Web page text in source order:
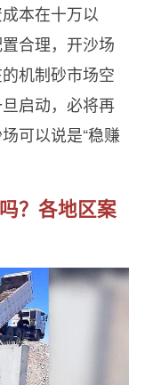
本在十万以
合理，开沙场
机制砂市场空
启动，必将再
可以说是“稳赚
？各地区案